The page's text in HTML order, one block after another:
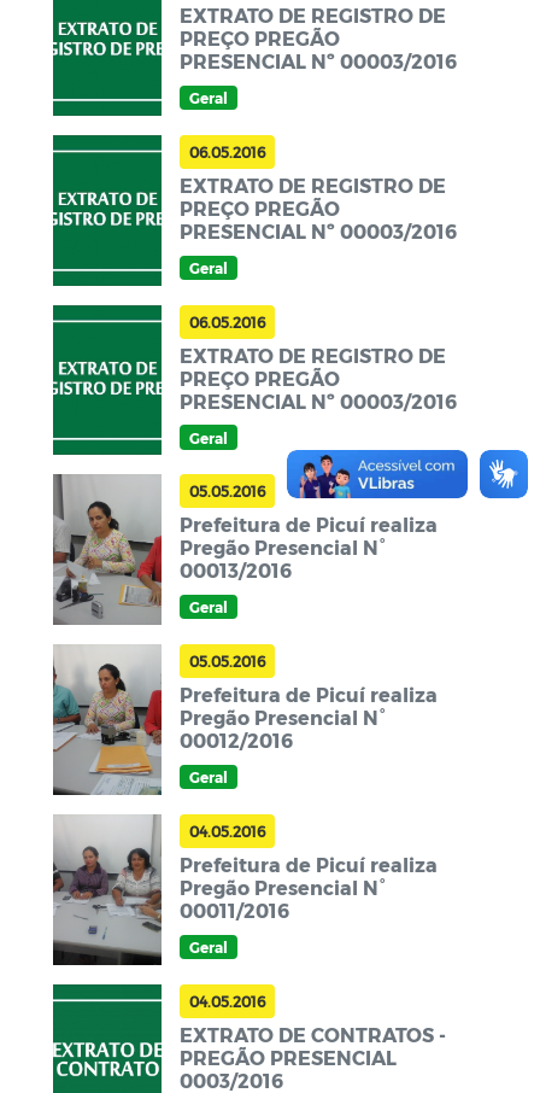
EXTRATO DE REGISTRO DE
PREÇO PREGÃO
PRESENCIAL Nº 00003/2016
Geral
06.05.2016
EXTRATO DE REGISTRO DE
PREÇO PREGÃO
PRESENCIAL Nº 00003/2016
Geral
06.05.2016
EXTRATO DE REGISTRO DE
PREÇO PREGÃO
PRESENCIAL Nº 00003/2016
Geral
05.05.2016
Prefeitura de Picuí realiza
Pregão Presencial N°
00013/2016
Geral
05.05.2016
Prefeitura de Picuí realiza
Pregão Presencial N°
00012/2016
Geral
04.05.2016
Prefeitura de Picuí realiza
Pregão Presencial N°
00011/2016
Geral
04.05.2016
EXTRATO DE CONTRATOS -
PREGÃO PRESENCIAL
0003/2016